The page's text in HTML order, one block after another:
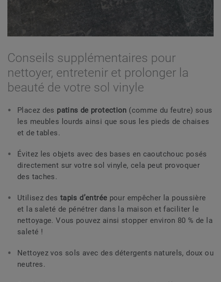
Conseils supplémentaires pour
nettoyer, entretenir et prolonger la
beauté de votre sol vinyle
Placez des patins de protection (comme du feutre) sous
les meubles lourds ainsi que sous les pieds de chaises
et de tables.
Évitez les objets avec des bases en caoutchouc posés
directement sur votre sol vinyle, cela peut provoquer
des taches.
Utilisez des tapis d’entrée pour empêcher la poussière
et la saleté de pénétrer dans la maison et faciliter le
nettoyage. Vous pouvez ainsi stopper environ 80 % de la
saleté !
Nettoyez vos sols avec des détergents naturels, doux ou
neutres.